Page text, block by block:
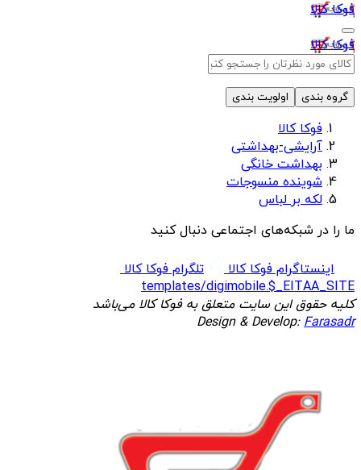
فوکا کالا
فوکا کالا
گروه بندی اولویت بندی
فوکا کالا
آرایشی-بهداشتی
بهداشت خانگی
شوینده منسوجات
لکه بر لباس
ما را در شبکه‌های اجتماعی دنبال کنید
اینستاگرام فوکا کالا
تلگرام فوکا کالا
templates/digimobile.$_EITAA_SITE
کلیه حقوق این سایت متعلق به فوکا کالا می‌باشد
Design & Develop:Farasadr